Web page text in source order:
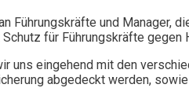
Führungskräfte und Manager,
für Führungskräfte
uns eingehend mit den
abgedeckt werden,